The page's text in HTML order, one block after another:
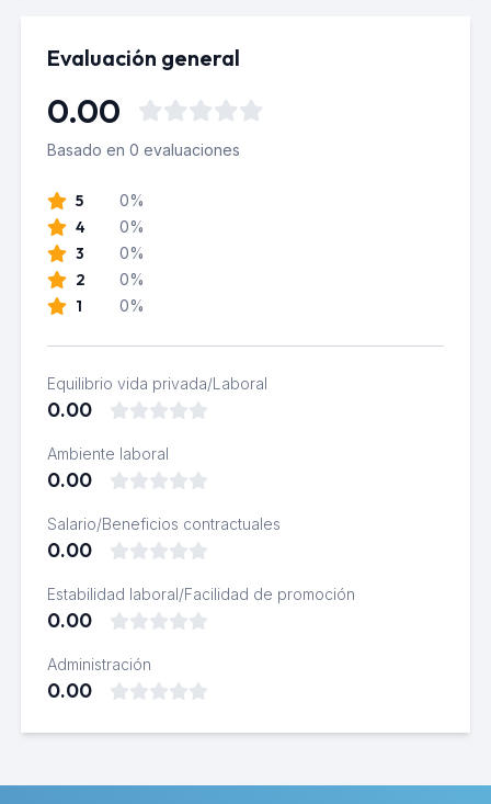
Evaluación general
0.00
Basado en 0 evaluaciones
5 0%
4 0%
3 0%
2 0%
1 0%
Equilibrio vida privada/Laboral
0.00
Ambiente laboral
0.00
Salario/Beneficios contractuales
0.00
Estabilidad laboral/Facilidad de promoción
0.00
Administración
0.00